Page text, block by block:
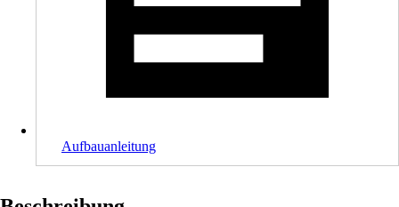
Aufbauanleitung